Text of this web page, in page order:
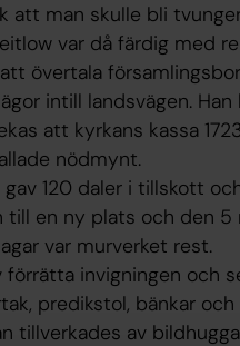
att man skulle bli
var då färdig med
övertala
intill landsvägen. Han
att kyrkans kassa
nödmynt.
120 daler i tillskott
en ny plats och den 5
var murverket rest.
förrätta invigningen och
predikstol, bänkar
tillverkades av